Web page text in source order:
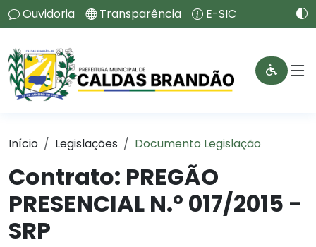
Ouvidoria Transparência E-SIC
Início Legislações Documento Legislação
Contrato: PREGÃO
PRESENCIAL N.º 017/2015 -
SRP